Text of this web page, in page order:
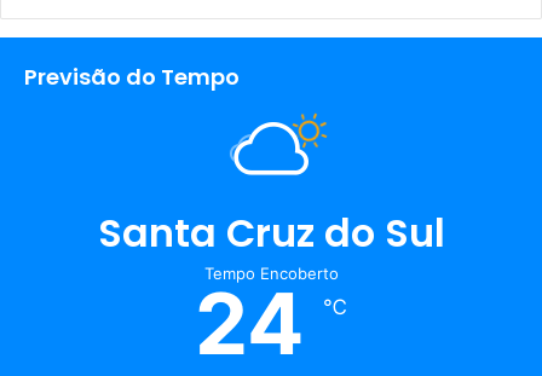
Previsão do Tempo
Santa Cruz do Sul
Tempo Encoberto
24 ℃